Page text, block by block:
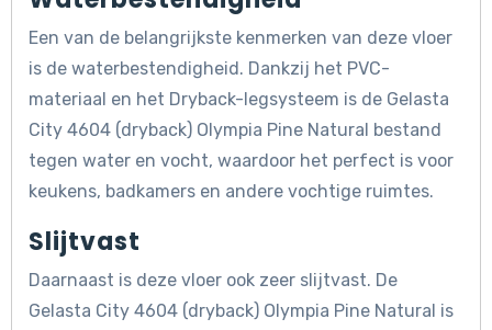
Een van de belangrijkste kenmerken van deze vloer
is de waterbestendigheid. Dankzij het PVC-
materiaal en het Dryback-legsysteem is de Gelasta
City 4604 (dryback) Olympia Pine Natural bestand
tegen water en vocht, waardoor het perfect is voor
keukens, badkamers en andere vochtige ruimtes.
Slijtvast
Daarnaast is deze vloer ook zeer slijtvast. De
Gelasta City 4604 (dryback) Olympia Pine Natural is